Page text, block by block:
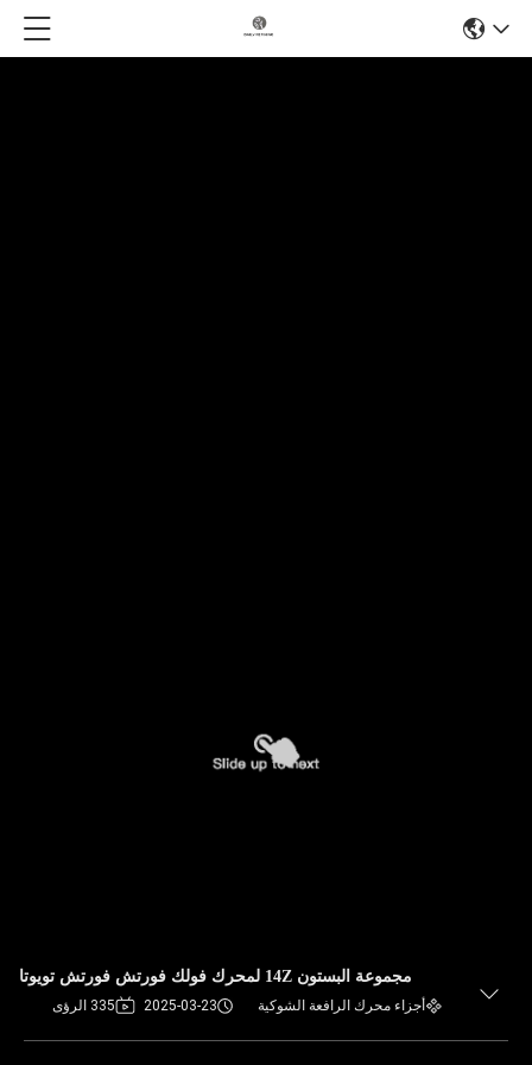
مجموعة البستون 14Z لمحرك فولك فورتش فورتش تويوتا
أجزاء محرك الرافعة الشوكية 2025-03-23 335 الرؤى